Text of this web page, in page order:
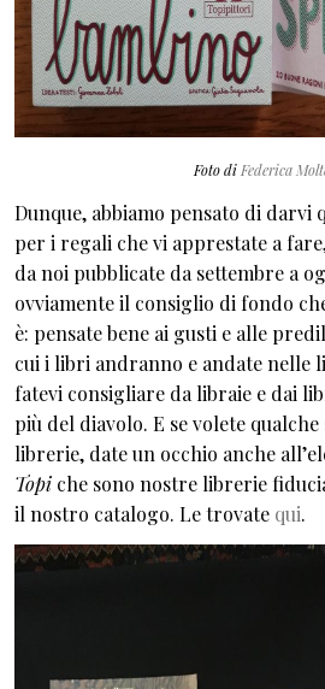
Foto di Federica
Dunque, abbiamo pensato di darvi
per i regali che vi apprestate a
da noi pubblicate da settembre a
ovviamente il consiglio di fondo
è: pensate bene ai gusti e alle
cui i libri andranno e andate nelle
fatevi consigliare da libraie e dai
più del diavolo. E se volete
librerie, date un occhio anche
Topi che sono nostre librerie
il nostro catalogo. Le trovate qui.